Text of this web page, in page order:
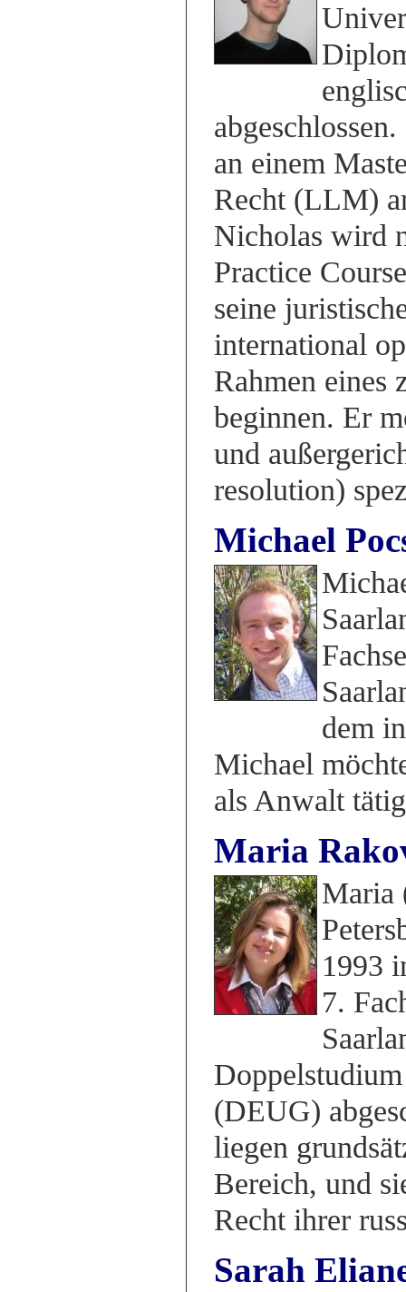
an einem
Recht (LLM)
Nicholas wird
Practice
seine
international
Rahmen eines
beginnen. Er
und
resolution)
Michael
dem
Michael
als Anwalt
Maria
Maria
1993
7.
(DEUG)
liegen
Bereich, und
Recht ihrer
Sarah